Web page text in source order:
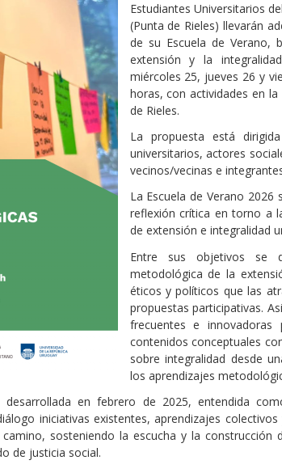
Estudiantes Universitarios
(Punta de Rieles) llevarán
de su Escuela de Verano,
extensión y la
miércoles 25, jueves 26 y
horas, con actividades en
de Rieles.
La propuesta está
universitarios, actores
vecinos/vecinas e
La Escuela de Verano
reflexión crítica en torno a
de extensión e integralidad
Entre sus objetivos se
metodológica de la
éticos y políticos que las
propuestas participativas.
frecuentes e
contenidos conceptuales
sobre integralidad desde
los aprendizajes
desarrollada en febrero de 2025, entendida
iniciativas existentes, aprendizajes
sosteniendo la escucha y la
de justicia social.